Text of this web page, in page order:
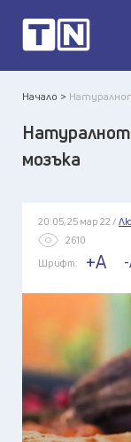
Начало >
мозъка
20:05, 25 мар 22 /
2610
Шрифт:
+A